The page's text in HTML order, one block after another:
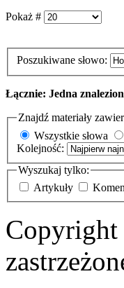
Pokaż #
Poszukiwane słowo:
Łącznie: Jedna
Znajdź materiały
Wszystkie słowa
Kolejność:
Wyszukaj tylko:
Artykuły
Copyright